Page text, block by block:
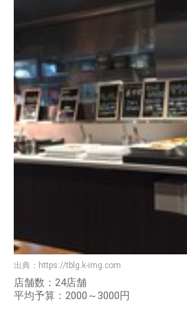
出典： https://tblg.k-img.com
店舗数：24店舗
平均予算：2000～3000円